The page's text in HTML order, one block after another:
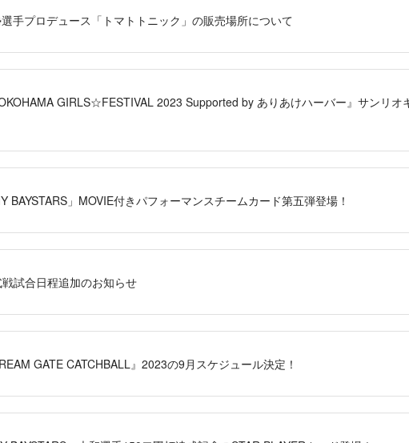
手プロデュース「トマトトニック」の販売場所について
GIRLS☆FESTIVAL 2023 Supported by ありあけハーバー』サンリ
BAYSTARS」MOVIE付きパフォーマンスチームカード第五弾登場！
試合日程追加のお知らせ
GATE CATCHBALL』2023の9月スケジュール決定！